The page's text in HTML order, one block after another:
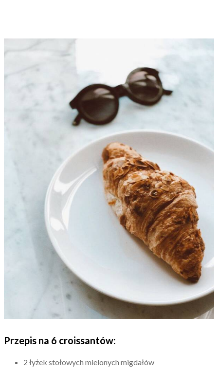
Przepis na 6 croissantów:
2 łyżek stołowych mielonych migdałów